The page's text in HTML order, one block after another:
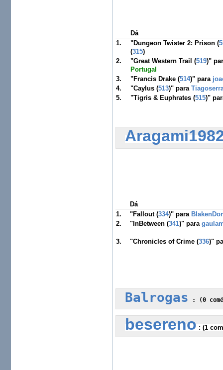
Dá
1.
"Dungeon Twister 2: Prison (
(315)
2.
"Great Western Trail (519)"
Portugal
3.
"Francis Drake (514)" para
4.
"Caylus (513)" para
5.
"Tigris & Euphrates (515)"
Dá
1.
"Fallout (334)" para
2.
"InBetween (341)" para
3. "Chronicles of Crime (336)"
Balrogas : (0
besereno : (1